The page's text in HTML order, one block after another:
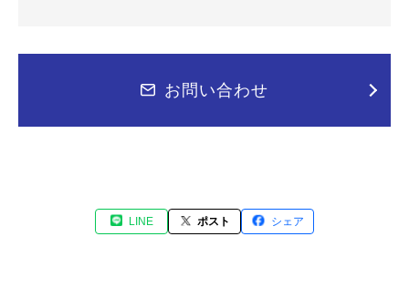
お問い合わせ
LINE ポスト シェア